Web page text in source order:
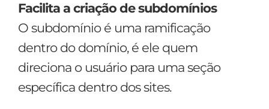
Facilita a criação de subdomínios
O subdomínio é uma ramificação
dentro do domínio, é ele quem
direciona o usuário para uma seção
específica dentro dos sites.